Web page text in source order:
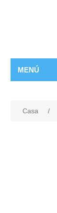
MENÚ
Casa /